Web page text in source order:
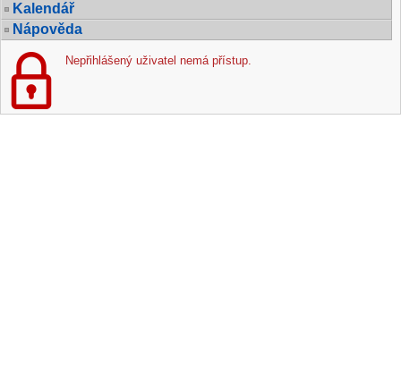
Kalendář
Nápověda
Nepřihlášený uživatel nemá přístup.